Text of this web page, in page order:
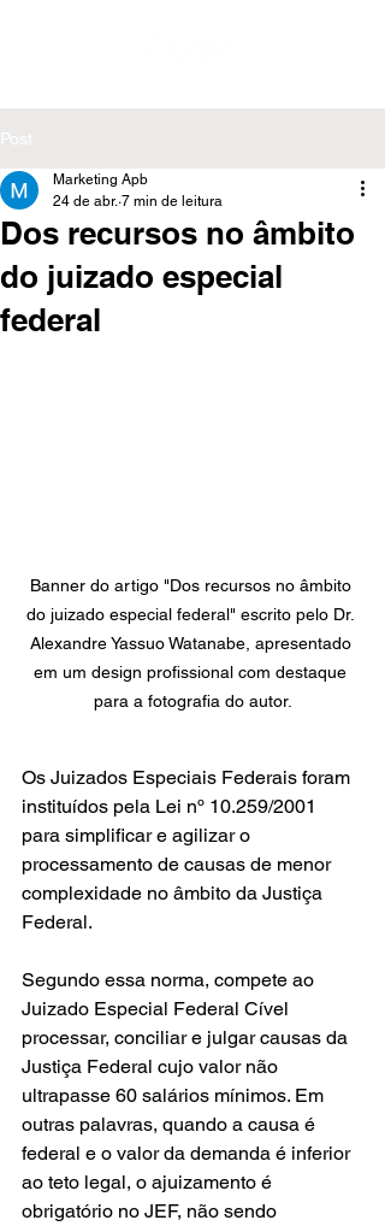
Dos recursos no âmbito
do juizado especial
federal
Marketing Apb
24 de abr. 7 min de leitura
Banner do artigo "Dos recursos no âmbito
do juizado especial federal" escrito pelo Dr.
Alexandre Yassuo Watanabe, apresentado
em um design profissional com destaque
para a fotografia do autor.
Os Juizados Especiais Federais foram
instituídos pela Lei nº 10.259/2001
para simplificar e agilizar o
processamento de causas de menor
complexidade no âmbito da Justiça
Federal.
Segundo essa norma, compete ao
Juizado Especial Federal Cível
processar, conciliar e julgar causas da
Justiça Federal cujo valor não
ultrapasse 60 salários mínimos. Em
outras palavras, quando a causa é
federal e o valor da demanda é inferior
ao teto legal, o ajuizamento é
obrigatório no JEF, não sendo